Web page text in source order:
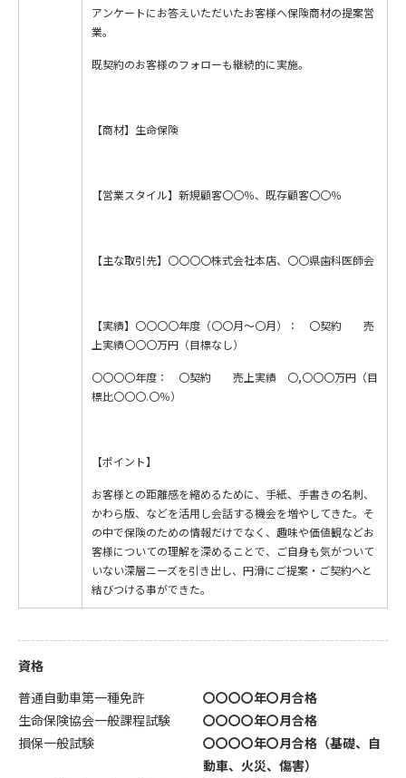
アンケートにお答えいただいたお客様へ保険商材の提案営
業。
既契約のお客様のフォローも継続的に実施。
【商材】生命保険
【営業スタイル】新規顧客〇〇％、既存顧客〇〇％
【主な取引先】〇〇〇〇株式会社本店、〇〇県歯科医師会
【実績】〇〇〇〇年度（〇〇月～〇月）： 〇契約 売
上実績〇〇〇万円（目標なし）
〇〇〇〇年度： 〇契約 売上実績 〇,〇〇〇万円（目
標比〇〇〇.〇％）
【ポイント】
お客様との距離感を縮めるために、手紙、手書きの名刺、
かわら版、などを活用し会話する機会を増やしてきた。そ
の中で保険のための情報だけでなく、趣味や価値観などお
客様についての理解を深めることで、ご自身も気がついて
いない深層ニーズを引き出し、円滑にご提案・ご契約へと
結びつける事ができた。
資格
普通自動車第一種免許
〇〇〇〇年〇月合格
生命保険協会一般課程試験
〇〇〇〇年〇月合格
損保一般試験
〇〇〇〇年〇月合格（基礎、自
動車、火災、傷害）